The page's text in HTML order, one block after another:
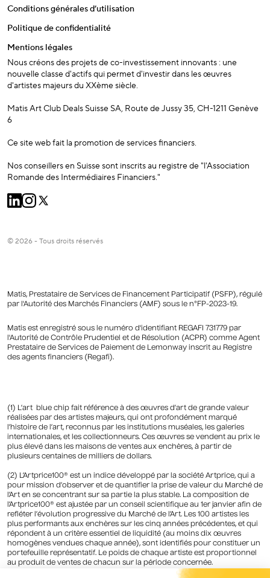
Nous créons des projets de co-investissement innovants : une
nouvelle classe d'actifs qui permet d'investir dans les œuvres
d'artistes majeurs du XXème siècle.
Matis Art Club Deals Suisse SA, Route de Jussy 35, CH-1211 Genève
6
Ce site web fait la promotion de services financiers.
Nos conseillers en Suisse sont inscrits au registre de "l'Association
Romande des Intermédiaires Financiers."
Conditions générales d’utilisation
Politique de confidentialité
Mentions légales
© 2026 - Tous droits réservés
Matis, Prestataire de Services de Financement Participatif (PSFP), régulé
par l'Autorité des Marchés Financiers (AMF) sous le n°FP-2023-19.
Matis est enregistré sous le numéro d'identifiant REGAFI 731779 par
l'Autorité de Contrôle Prudentiel et de Résolution (ACPR) comme Agent
Prestataire de Services de Paiement de Lemonway inscrit au Registre
des agents financiers (Regafi).
(1) L’art blue chip fait référence à des œuvres d’art de grande valeur
réalisées par des artistes majeurs, qui ont profondément marqué
l’histoire de l’art, reconnus par les institutions muséales, les galeries
internationales, et les collectionneurs. Ces œuvres se vendent au prix le
plus élevé dans les maisons de ventes aux enchères, à partir de
plusieurs centaines de milliers de dollars.
(2) L’Artprice100® est un indice développé par la société Artprice, qui a
pour mission d’observer et de quantifier la prise de valeur du Marché de
l’Art en se concentrant sur sa partie la plus stable. La composition de
l’Artprice100® est ajustée par un conseil scientifique au 1er janvier afin de
refléter l’évolution progressive du Marché de l’Art. Les 100 artistes les
plus performants aux enchères sur les cinq années précédentes, et qui
répondent à un critère essentiel de liquidité (au moins dix œuvres
homogènes vendues chaque année), sont identifiés pour constituer un
portefeuille représentatif. Le poids de chaque artiste est proportionnel
au produit de ventes de chacun sur la période concernée.